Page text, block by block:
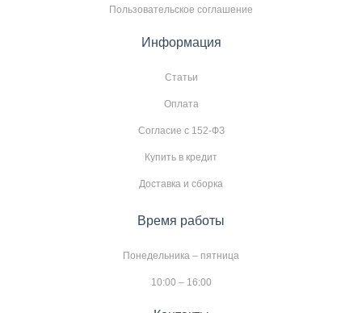
Пользовательское соглашение
Информация
Статьи
Оплата
Согласие с 152-ФЗ
Купить в кредит
Доставка и сборка
Время работы
Понедельника – пятница
10:00 – 16:00